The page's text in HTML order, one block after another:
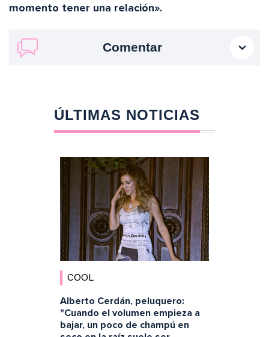
momento tener una relación».
Comentar
ÚLTIMAS NOTICIAS
COOL
Alberto Cerdán, peluquero:
"Cuando el volumen empieza a
bajar, un poco de champú en